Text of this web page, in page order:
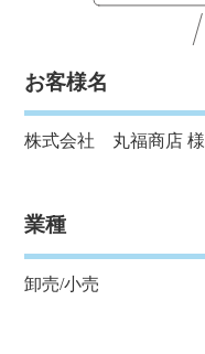
お客様名
株式会社 丸福商店 様
業種
卸売/小売